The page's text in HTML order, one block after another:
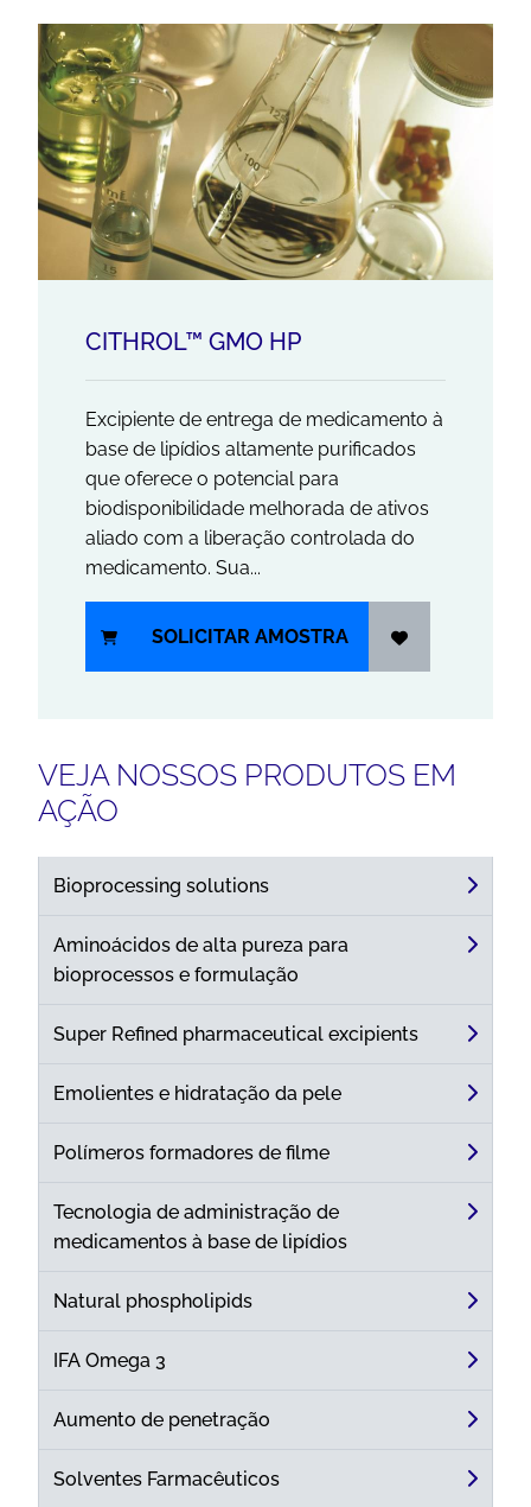
CITHROL™ GMO HP
Excipiente de entrega de medicamento à
base de lipídios altamente purificados
que oferece o potencial para
biodisponibilidade melhorada de ativos
aliado com a liberação controlada do
medicamento. Sua...
SOLICITAR AMOSTRA
VEJA NOSSOS PRODUTOS EM
AÇÃO
Bioprocessing solutions
Aminoácidos de alta pureza para
bioprocessos e formulação
Super Refined pharmaceutical excipients
Emolientes e hidratação da pele
Polímeros formadores de filme
Tecnologia de administração de
medicamentos à base de lipídios
Natural phospholipids
IFA Omega 3
Aumento de penetração
Solventes Farmacêuticos